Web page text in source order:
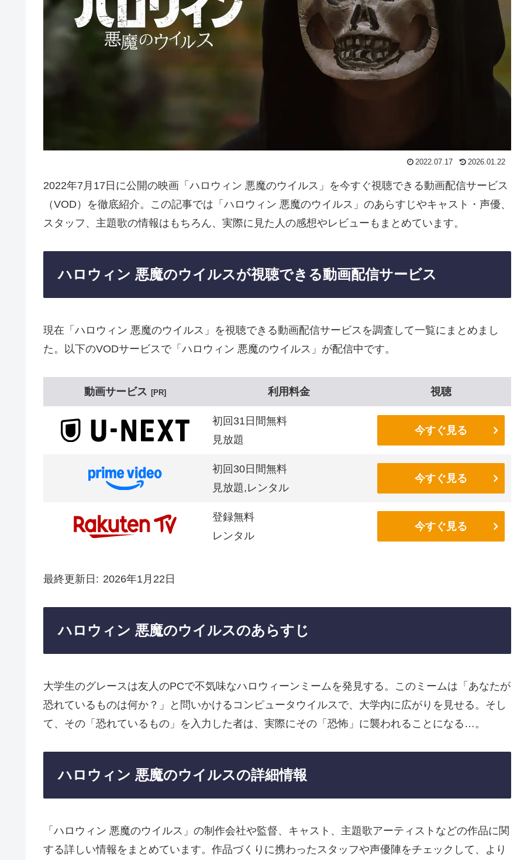
2022.07.17 2026.01.22
2022年7月17日に公開の映画「ハロウィン 悪魔のウイルス」を今すぐ視聴できる動画配信サービス
（VOD）を徹底紹介。この記事では「ハロウィン 悪魔のウイルス」のあらすじやキャスト・声優、
スタッフ、主題歌の情報はもちろん、実際に見た人の感想やレビューもまとめています。
ハロウィン 悪魔のウイルスが視聴できる動画配信サービス
現在「ハロウィン 悪魔のウイルス」を視聴できる動画配信サービスを調査して一覧にまとめまし
た。以下のVODサービスで「ハロウィン 悪魔のウイルス」が配信中です。
動画サービス PR 利用料金 視聴
初回31日間無料
見放題
今すぐ見る
初回30日間無料
見放題,レンタル
今すぐ見る
登録無料
レンタル
今すぐ見る
最終更新日 2026年1月22日
ハロウィン 悪魔のウイルスのあらすじ
大学生のグレースは友人のPCで不気味なハロウィーンミームを発見する。このミームは「あなたが
恐れているものは何か？」と問いかけるコンピュータウイルスで、大学内に広がりを見せる。そし
て、その「恐れているもの」を入力した者は、実際にその「恐怖」に襲われることになる…。
ハロウィン 悪魔のウイルスの詳細情報
「ハロウィン 悪魔のウイルス」の制作会社や監督、キャスト、主題歌アーティストなどの作品に関
する詳しい情報をまとめています。作品づくりに携わったスタッフや声優陣をチェックして、より